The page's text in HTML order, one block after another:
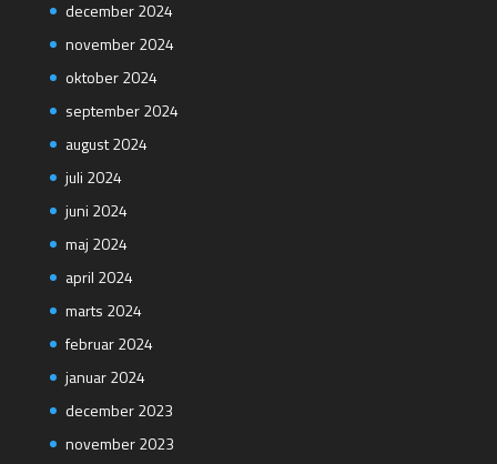
december 2024
november 2024
oktober 2024
september 2024
august 2024
juli 2024
juni 2024
maj 2024
april 2024
marts 2024
februar 2024
januar 2024
december 2023
november 2023